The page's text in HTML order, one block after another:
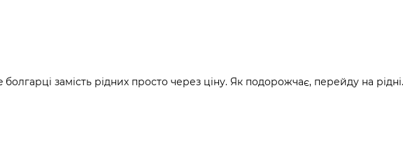
замість рідних просто через ціну. Як подорожчає, перейду на рідні.